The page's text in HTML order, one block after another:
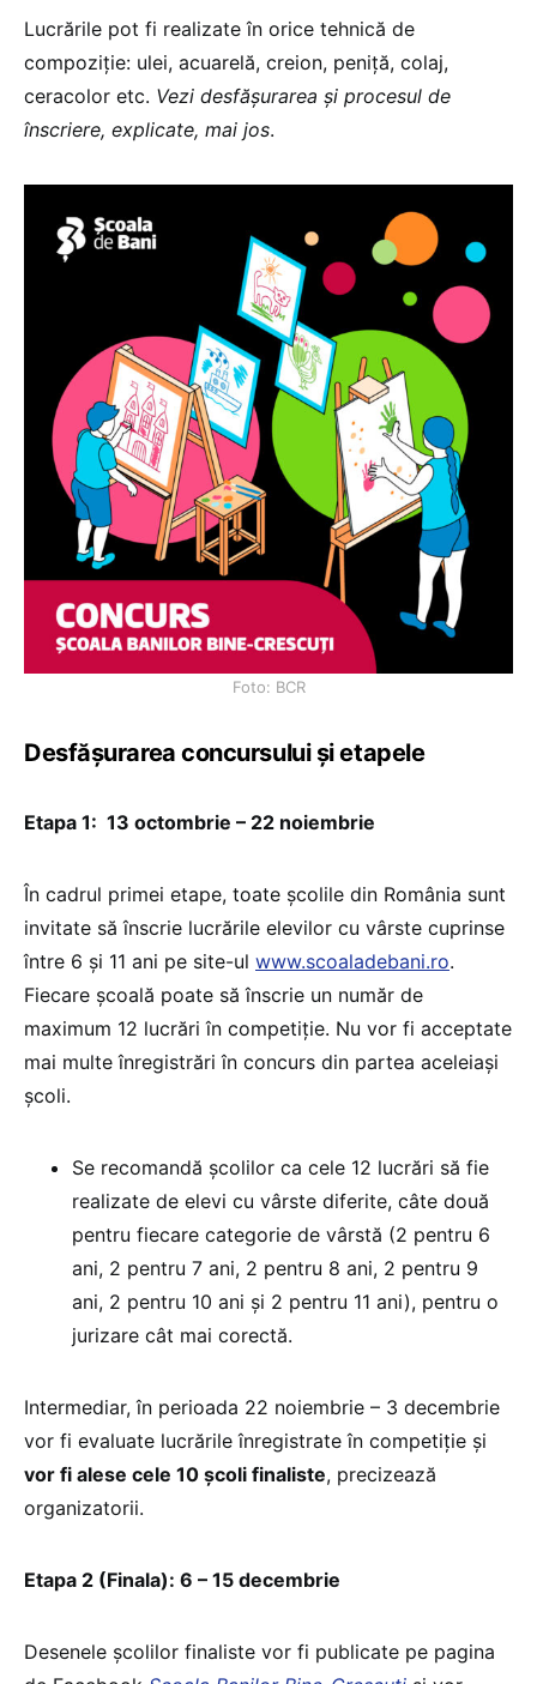
Lucrările pot fi realizate în orice tehnică de
compoziție: ulei, acuarelă, creion, peniță, colaj,
ceracolor etc. Vezi desfășurarea și procesul de
înscriere, explicate, mai jos.
Foto: BCR
Desfășurarea concursului și etapele
Etapa 1: 13 octombrie – 22 noiembrie
În cadrul primei etape, toate școlile din România sunt
invitate să înscrie lucrările elevilor cu vârste cuprinse
între 6 și 11 ani pe site-ul www.scoaladebani.ro.
Fiecare școală poate să înscrie un număr de
maximum 12 lucrări în competiție. Nu vor fi acceptate
mai multe înregistrări în concurs din partea aceleiași
școli.
Se recomandă școlilor ca cele 12 lucrări să fie
realizate de elevi cu vârste diferite, câte două
pentru fiecare categorie de vârstă (2 pentru 6
ani, 2 pentru 7 ani, 2 pentru 8 ani, 2 pentru 9
ani, 2 pentru 10 ani și 2 pentru 11 ani), pentru o
jurizare cât mai corectă.
Intermediar, în perioada 22 noiembrie – 3 decembrie
vor fi evaluate lucrările înregistrate în competiție și
vor fi alese cele 10 școli finaliste, precizează
organizatorii.
Etapa 2 (Finala): 6 – 15 decembrie
Desenele școlilor finaliste vor fi publicate pe pagina